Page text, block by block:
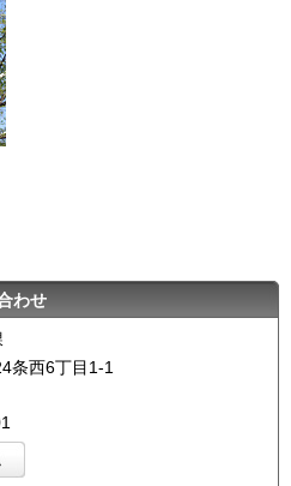
わせ
条西6丁目1-1